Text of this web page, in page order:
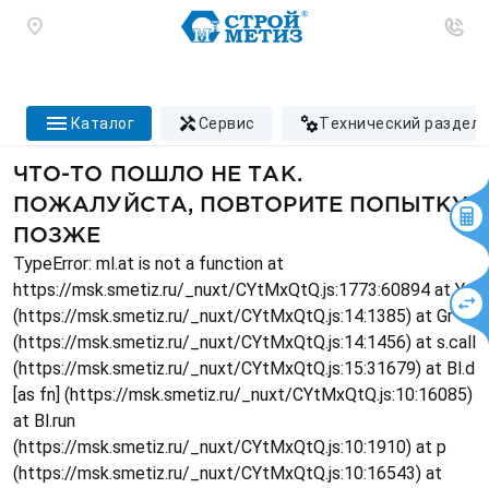
каталог сервис технический раздел
ЧТО-ТО ПОШЛО НЕ ТАК.
ПОЖАЛУЙСТА, ПОВТОРИТЕ ПОПЫТКУ
ПОЗЖЕ
TypeError: ml.at is not a function at
https://msk.smetiz.ru/_nuxt/CYtMxQtQ.js:1773:60894 at Ys
(https://msk.smetiz.ru/_nuxt/CYtMxQtQ.js:14:1385) at Gr
(https://msk.smetiz.ru/_nuxt/CYtMxQtQ.js:14:1456) at s.call
(https://msk.smetiz.ru/_nuxt/CYtMxQtQ.js:15:31679) at Bl.d
[as fn] (https://msk.smetiz.ru/_nuxt/CYtMxQtQ.js:10:16085)
at Bl.run
(https://msk.smetiz.ru/_nuxt/CYtMxQtQ.js:10:1910) at p
(https://msk.smetiz.ru/_nuxt/CYtMxQtQ.js:10:16543) at